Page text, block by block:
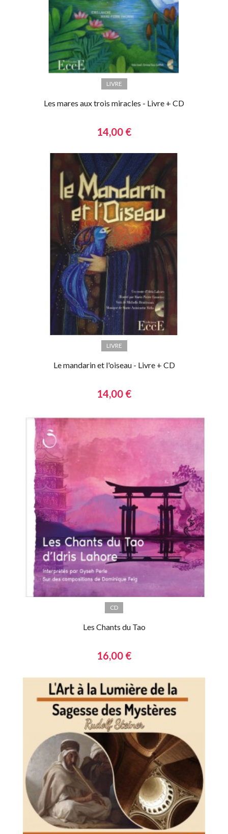
LIVRE
Les mares aux trois miracles - Livre + CD
14,00 €
LIVRE
Le mandarin et l'oiseau - Livre + CD
14,00 €
CD
Les Chants du Tao
16,00 €